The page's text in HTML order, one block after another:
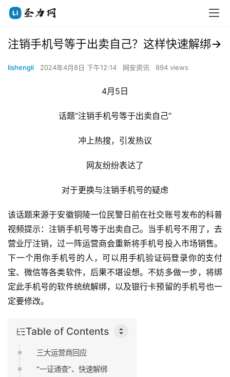
注销手机号等于出卖自己？这样快速解绑→
lishengli 2024年4月8日 下午12:14 网安资讯 894 views
4月5日
话题“注销手机号等于出卖自己”
冲上热搜，引发热议
网友纷纷表达了
对于更换与注销手机号的疑虑
该话题来源于安徽铜陵一位民警日前在社交账号发布的科普
视频提示：注销手机号等于出卖自己。当手机号不用了，去
营业厅注销，过一阵运营商会重新将手机号投入市场销售。
下一个用你手机号的人，可以用手机验证码登录你的支付
宝、微信等各类软件，后果不堪设想。不妨多做一步，将绑
定此手机号的软件统统解绑，以及银行卡预留的手机号也一
定要修改。
Table of Contents
三大运营商回应
“一证通查”、快速解绑